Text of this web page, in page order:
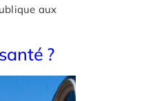
aux
?